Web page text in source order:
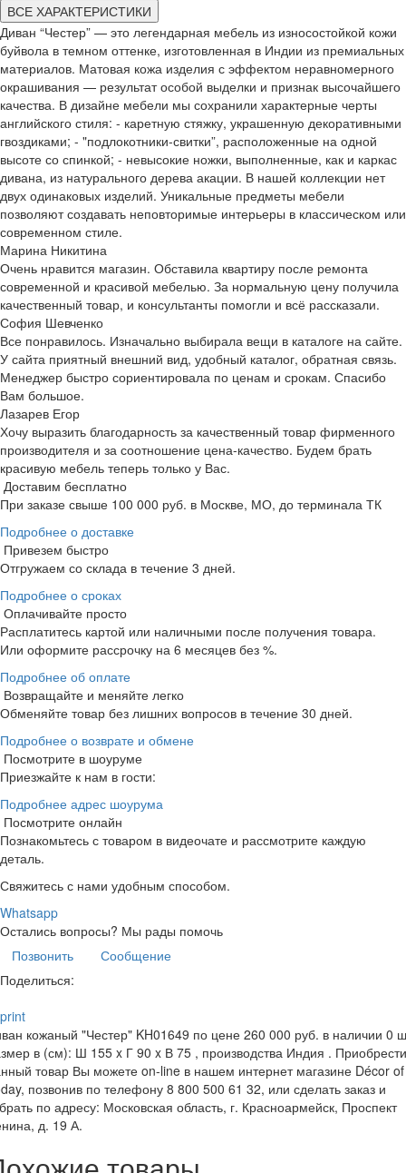
ВСЕ ХАРАКТЕРИСТИКИ
Диван “Честер” — это легендарная мебель из износостойкой кожи
буйвола в темном оттенке, изготовленная в Индии из премиальных
материалов. Матовая кожа изделия с эффектом неравномерного
окрашивания — результат особой выделки и признак высочайшего
качества. В дизайне мебели мы сохранили характерные черты
английского стиля: - каретную стяжку, украшенную декоративными
гвоздиками; - "подлокотники-свитки”, расположенные на одной
высоте со спинкой; - невысокие ножки, выполненные, как и каркас
дивана, из натурального дерева акации. В нашей коллекции нет
двух одинаковых изделий. Уникальные предметы мебели
позволяют создавать неповторимые интерьеры в классическом или
современном стиле.
Марина Никитина
Очень нравится магазин. Обставила квартиру после ремонта
современной и красивой мебелью. За нормальную цену получила
качественный товар, и консультанты помогли и всё рассказали.
София Шевченко
Все понравилось. Изначально выбирала вещи в каталоге на сайте.
У сайта приятный внешний вид, удобный каталог, обратная связь.
Менеджер быстро сориентировала по ценам и срокам. Спасибо
Вам большое.
Лазарев Егор
Хочу выразить благодарность за качественный товар фирменного
производителя и за соотношение цена-качество. Будем брать
красивую мебель теперь только у Вас.
Доставим бесплатно
При заказе свыше 100 000 руб. в Москве, МО, до терминала ТК
Подробнее о доставке
Привезем быстро
Отгружаем со склада в течение 3 дней.
Подробнее о сроках
Оплачивайте просто
Расплатитесь картой или наличными после получения товара.
Или оформите рассрочку на 6 месяцев без %.
Подробнее об оплате
Возвращайте и меняйте легко
Обменяйте товар без лишних вопросов в течение 30 дней.
Подробнее о возврате и обмене
Посмотрите в шоуруме
Приезжайте к нам в гости:
Подробнее адрес шоурума
Посмотрите онлайн
Познакомьтесь с товаром в видеочате и рассмотрите каждую
деталь.
Свяжитесь с нами удобным способом.
Whatsapp
Остались вопросы? Мы рады помочь
Позвонить
Сообщение
Поделиться:
print
кожаный "Честер" KH01649 по цене 260 000 руб. в наличии 0
в (см): Ш 155 x Г 90 x В 75 , производства Индия . Приобрести
товар Вы можете on-line в нашем интернет магазине Décor of
позвонив по телефону 8 800 500 61 32, или сделать заказ и
по адресу: Московская область, г. Красноармейск, Проспект
д. 19 А.